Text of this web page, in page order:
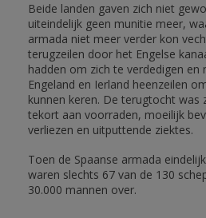
Beide landen gaven zich niet
uiteindelijk geen munitie meer,
armada niet meer verder kon
terugzeilen door het Engelse
hadden om zich te verdedigen
Engeland en Ierland heenzeilen
kunnen keren. De terugtocht was
tekort aan voorraden, moeilijk
verliezen en uitputtende ziektes.
Toen de Spaanse armada
waren slechts 67 van de 130
30.000 mannen over.